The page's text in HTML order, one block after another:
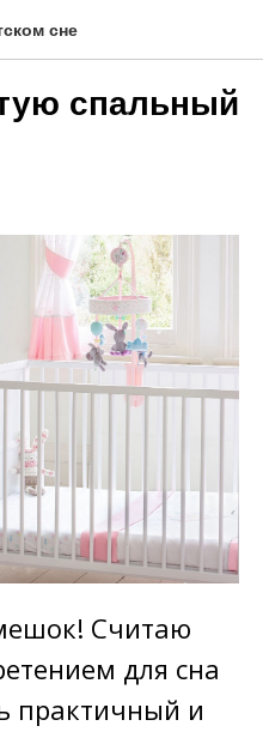
сне
спальный
Считаю
для сна
практичный и